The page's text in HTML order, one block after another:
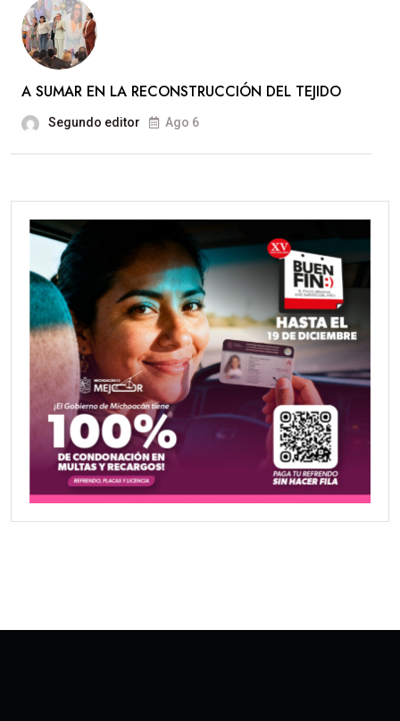
A SUMAR EN LA RECONSTRUCCIÓN DEL TEJIDO
Segundo editor Ago 6